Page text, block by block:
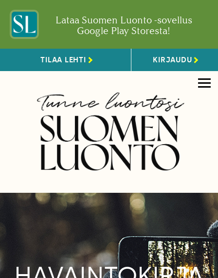
Lataa Suomen Luonto -sovellus
Google Play Storesta!
TILAA LEHTI KIRJAUDU